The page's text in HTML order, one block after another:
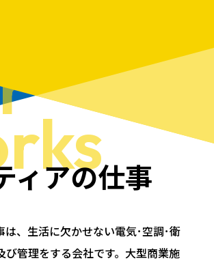
ィアの仕事
は、生活に欠かせない電気･空調･衛
び管理をする会社です。大型商業施